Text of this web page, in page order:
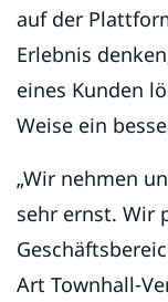
auf der
Erlebnis
eines Kunden
Weise ein
„Wir nehmen
sehr ernst. Wir
Art Townhall-